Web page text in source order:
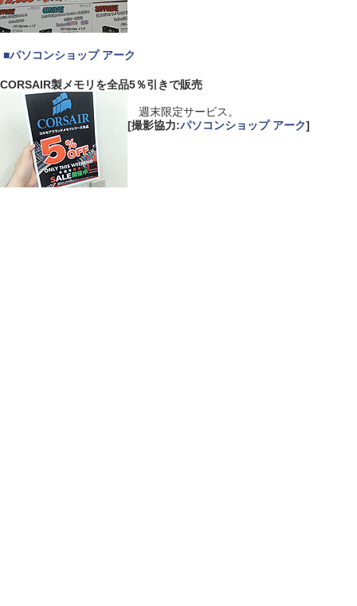
■パソコンショップ アーク
CORSAIR製メモリを全品5％引きで販売
週末限定サービス。
[撮影協力:パソコンショップ アーク]